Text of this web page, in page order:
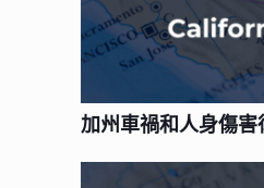
加州車禍和人身傷害